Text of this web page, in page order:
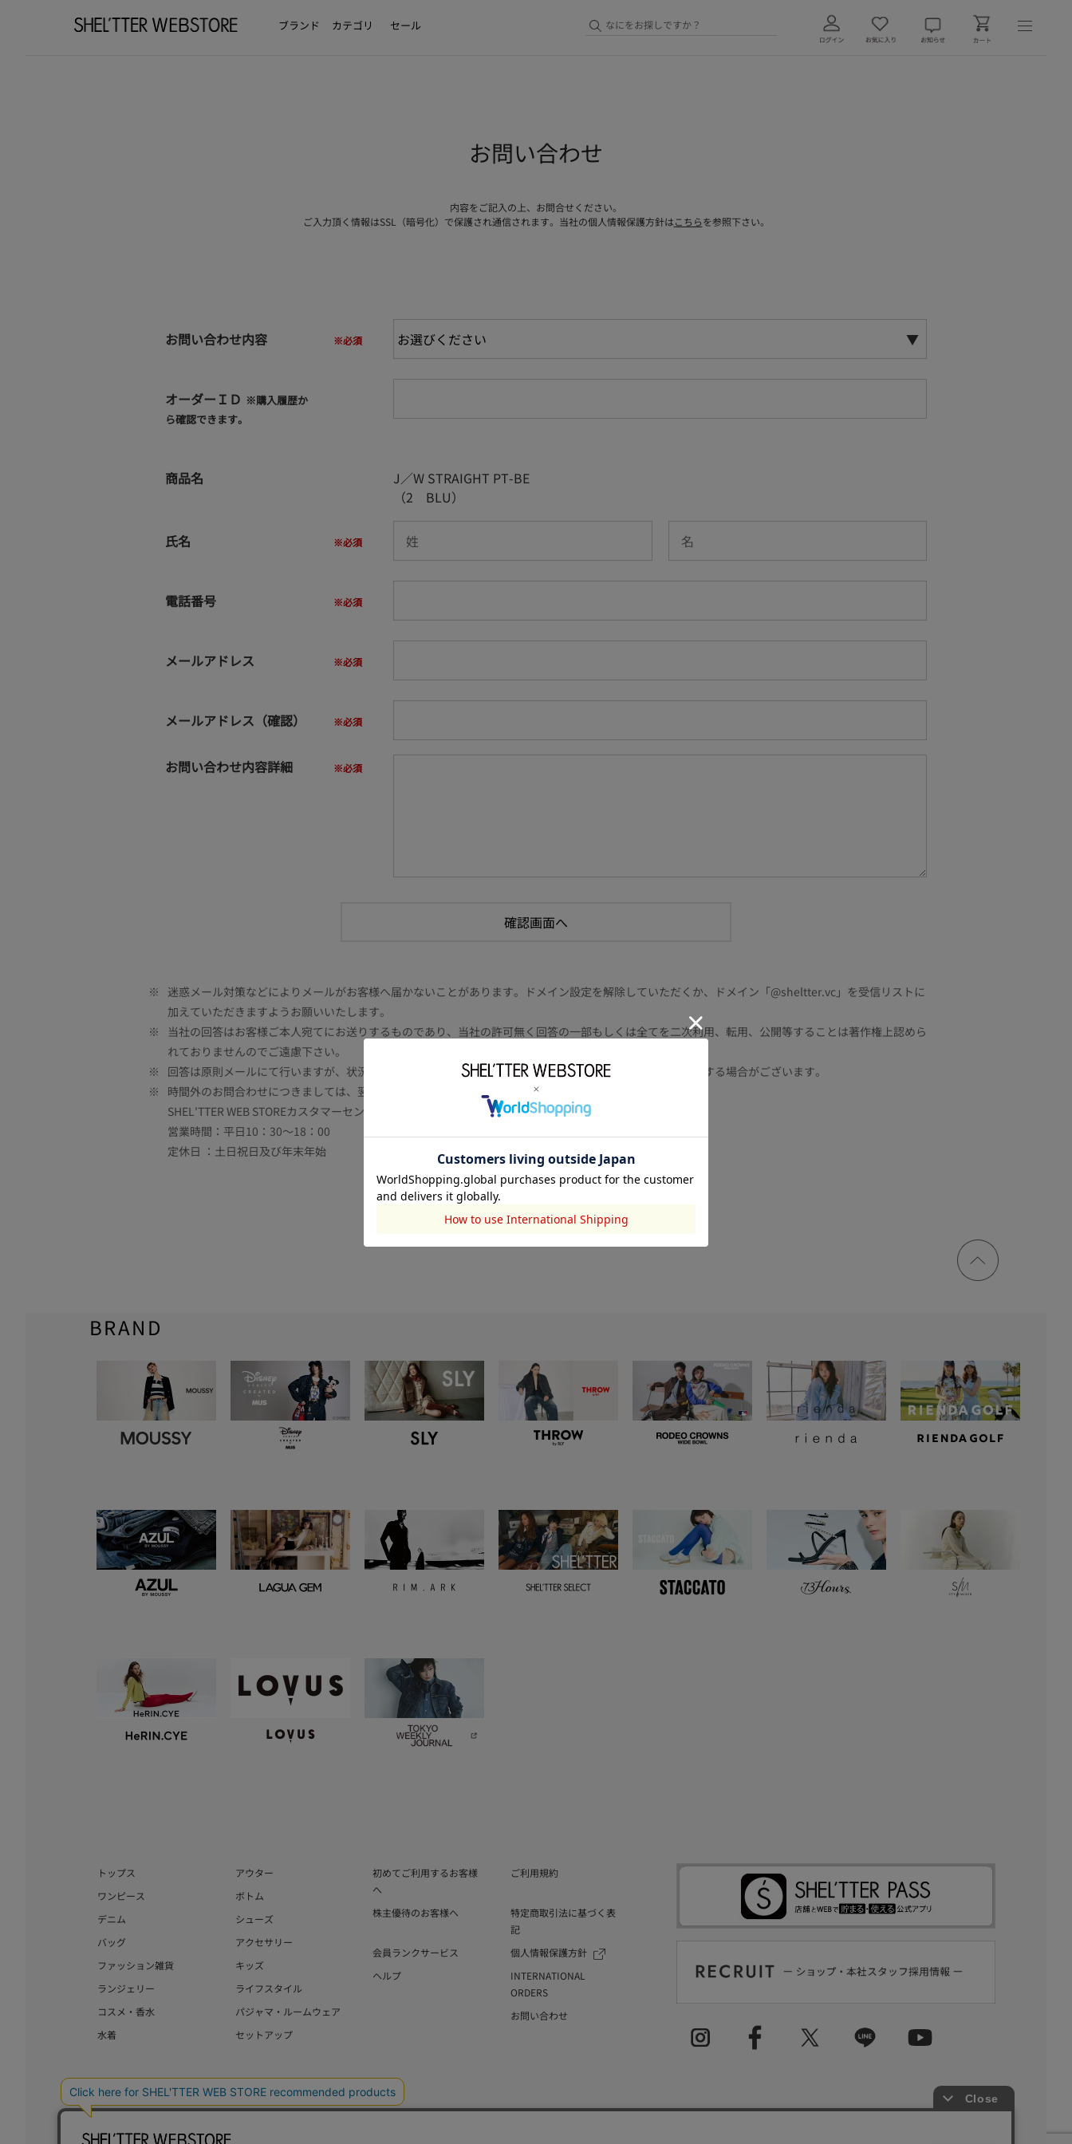
ブランド カテゴリ セール
お問い合わせ
内容をご記入の上、お問合せください。
ご入力頂く情報はSSL（暗号化）で保護され通信されます。当社の個人情報保護方針はこちらを参照下さい。
お問い合わせ内容
オーダーＩＤ ※購入履歴か
ら確認できます。
商品名
J／W STRAIGHT PT-BE
（2 BLU）
氏名
電話番号
メールアドレス
メールアドレス（確認）
お問い合わせ内容詳細
※
迷惑メール対策などによりメールがお客様へ届かないことがあります。ドメイン設定を解除していただくか、ドメイン「@sheltter.vc」を受信リストに
加えていただきますようお願いいたします。
※
当社の回答はお客様ご本人宛てにお送りするものであり、当社の許可無く回答の一部もしくは全てを二次利用、転用、公開等することは著作権上認めら
れておりませんのでご遠慮下さい。
※
回答は原則メールにて行いますが、状況により電話や書面等の場合もございます。また内容により時間を要する場合がございます。
※
時間外のお問合わせにつきましては、翌営業日より順次対応いたします。
SHEL'TTER WEB STOREカスタマーセンター
営業時間：平日10：30～18：00
定休日 ：土日祝日及び年末年始
ページ
トップ
BRAND
トップス
アウター
ワンピース
ボトム
デニム
シューズ
バッグ
アクセサリー
ファッション雑貨
キッズ
ランジェリー
ライフスタイル
コスメ・香水
パジャマ・ルームウェア
水着
セットアップ
初めてご利用するお客様
へ
ご利用規約
株主優待のお客様へ
特定商取引法に基づく表
記
会員ランクサービス
個人情報保護方針
ヘルプ
INTERNATIONAL
ORDERS
お問い合わせ